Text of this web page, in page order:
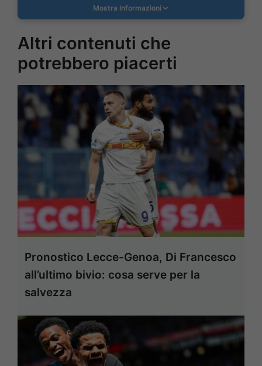
Mostra Informazioni
Altri contenuti che
potrebbero piacerti
Pronostico Lecce-Genoa, Di Francesco
all’ultimo bivio: cosa serve per la
salvezza